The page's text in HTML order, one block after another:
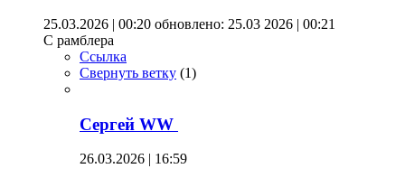
25.03.2026 | 00:20 обновлено: 25.03 2026 | 00:21
С рамблера
Ссылка
Свернуть ветку (1)
Сергей WW
26.03.2026 | 16:59